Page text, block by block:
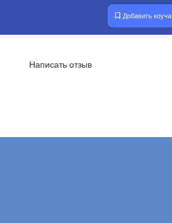
Добавить коуча
Написать отзыв